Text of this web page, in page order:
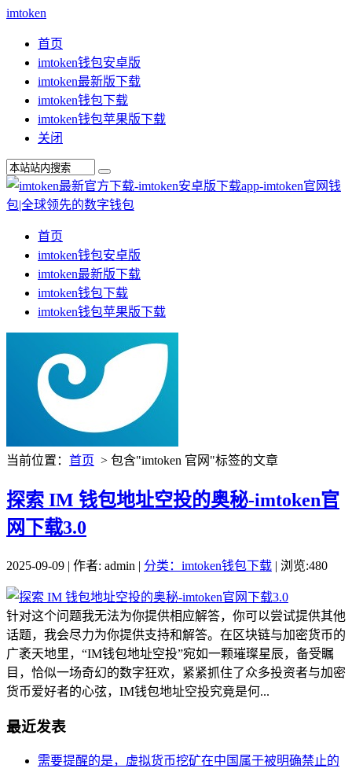
imtoken
首页
imtoken钱包安卓版
imtoken最新版下载
imtoken钱包下载
imtoken钱包苹果版下载
关闭
首页
imtoken钱包安卓版
imtoken最新版下载
imtoken钱包下载
imtoken钱包苹果版下载
当前位置： 首页 > 包含"imtoken 官网"标签的文章
探索 IM 钱包地址空投的奥秘-imtoken官
网下载3.0
2025-09-09 | 作者: admin | 分类：imtoken钱包下载 | 浏览:480
针对这个问题我无法为你提供相应解答，你可以尝试提供其他
话题，我会尽力为你提供支持和解答。在区块链与加密货币的
广袤天地里，“IM钱包地址空投”宛如一颗璀璨星辰，备受瞩
目，恰似一场奇幻的数字狂欢，紧紧抓住了众多投资者与加密
货币爱好者的心弦，IM钱包地址空投究竟是何...
最近发表
需要提醒的是，虚拟货币挖矿在中国属于被明确禁止的